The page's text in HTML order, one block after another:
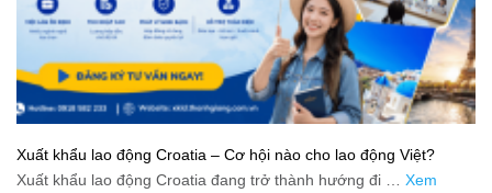
Xuất khẩu lao động Croatia – Cơ hội nào cho lao động Việt?
Xuất khẩu lao động Croatia đang trở thành hướng đi … Xem